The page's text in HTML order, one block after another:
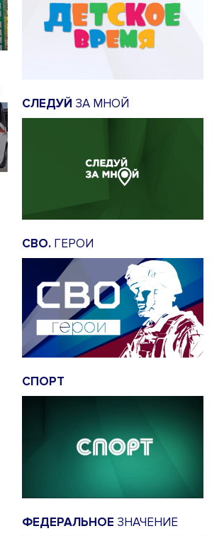
СЛЕДУЙ ЗА МНОЙ
СВО. ГЕРОИ
СПОРТ
ФЕДЕРАЛЬНОЕ ЗНАЧЕНИЕ